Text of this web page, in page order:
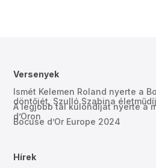
Versenyek
Ismét Kelemen Roland nyerte a
döntőjét, Szulló Szabina
A legjobb tál különdíját nyerte a
d’Oron
Bocuse d’Or Europe 2024
Hírek